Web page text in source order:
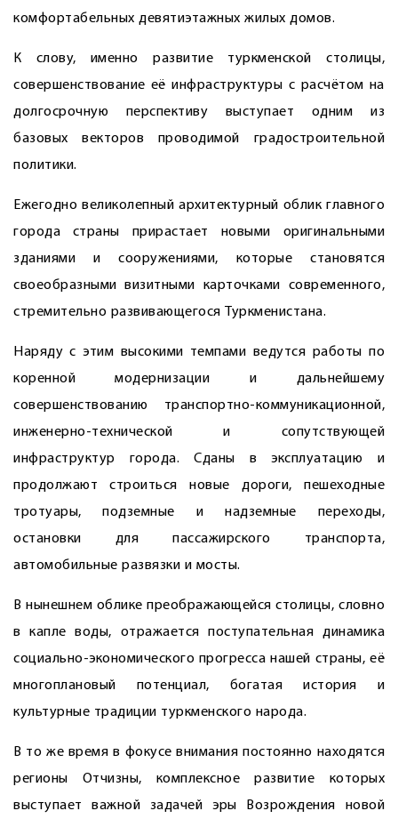
комфортабельных девятиэтажных жилых домов.
К слову, именно развитие туркменской столицы,
совершенствование её инфраструктуры с расчётом на
долгосрочную перспективу выступает одним из
базовых векторов проводимой градостроительной
политики.
Ежегодно великолепный архитектурный облик главного
города страны прирастает новыми оригинальными
зданиями и сооружениями, которые становятся
своеобразными визитными карточками современного,
стремительно развивающегося Туркменистана.
Наряду с этим высокими темпами ведутся работы по
коренной модернизации и дальнейшему
совершенствованию транспортно-коммуникационной,
инженерно-технической и сопутствующей
инфраструктур города. Сданы в эксплуатацию и
продолжают строиться новые дороги, пешеходные
тротуары, подземные и надземные переходы,
остановки для пассажирского транспорта,
автомобильные развязки и мосты.
В нынешнем облике преображающейся столицы, словно
в капле воды, отражается поступательная динамика
социально-экономического прогресса нашей страны, её
многоплановый потенциал, богатая история и
культурные традиции туркменского народа.
В то же время в фокусе внимания постоянно находятся
регионы Отчизны, комплексное развитие которых
выступает важной задачей эры Возрождения новой